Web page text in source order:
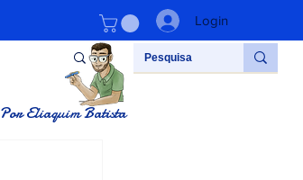
Login
Por Eliaquim Batista